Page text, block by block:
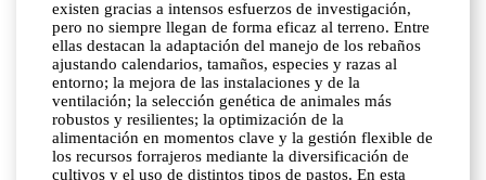
existen gracias a intensos esfuerzos de investigación,
pero no siempre llegan de forma eficaz al terreno. Entre
ellas destacan la adaptación del manejo de los rebaños
ajustando calendarios, tamaños, especies y razas al
entorno; la mejora de las instalaciones y de la
ventilación; la selección genética de animales más
robustos y resilientes; la optimización de la
alimentación en momentos clave y la gestión flexible de
los recursos forrajeros mediante la diversificación de
cultivos y el uso de distintos tipos de pastos. En esta